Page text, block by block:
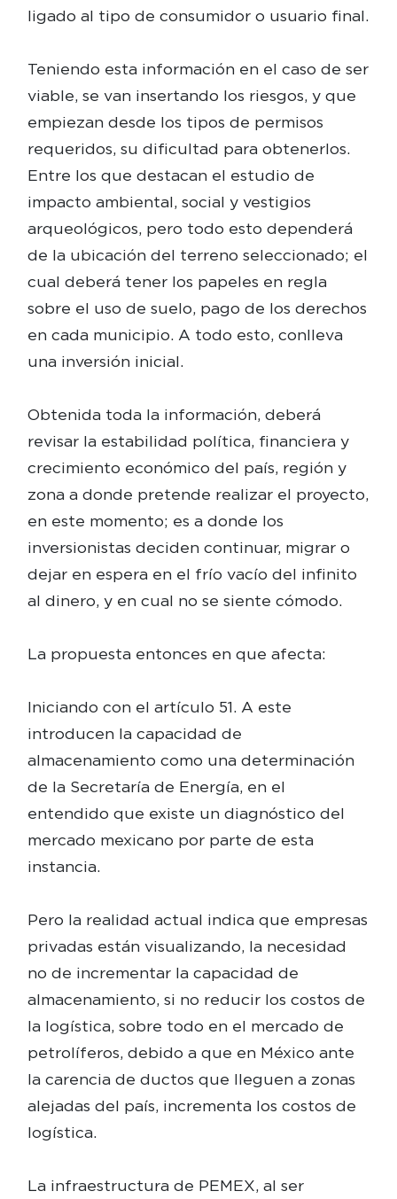
ligado al tipo de consumidor o usuario final.
Teniendo esta información en el caso de ser
viable, se van insertando los riesgos, y que
empiezan desde los tipos de permisos
requeridos, su dificultad para obtenerlos.
Entre los que destacan el estudio de
impacto ambiental, social y vestigios
arqueológicos, pero todo esto dependerá
de la ubicación del terreno seleccionado; el
cual deberá tener los papeles en regla
sobre el uso de suelo, pago de los derechos
en cada municipio. A todo esto, conlleva
una inversión inicial.
Obtenida toda la información, deberá
revisar la estabilidad política, financiera y
crecimiento económico del país, región y
zona a donde pretende realizar el proyecto,
en este momento; es a donde los
inversionistas deciden continuar, migrar o
dejar en espera en el frío vacío del infinito
al dinero, y en cual no se siente cómodo.
La propuesta entonces en que afecta:
Iniciando con el artículo 51. A este
introducen la capacidad de
almacenamiento como una determinación
de la Secretaría de Energía, en el
entendido que existe un diagnóstico del
mercado mexicano por parte de esta
instancia.
Pero la realidad actual indica que empresas
privadas están visualizando, la necesidad
no de incrementar la capacidad de
almacenamiento, si no reducir los costos de
la logística, sobre todo en el mercado de
petrolíferos, debido a que en México ante
la carencia de ductos que lleguen a zonas
alejadas del país, incrementa los costos de
logística.
La infraestructura de PEMEX, al ser